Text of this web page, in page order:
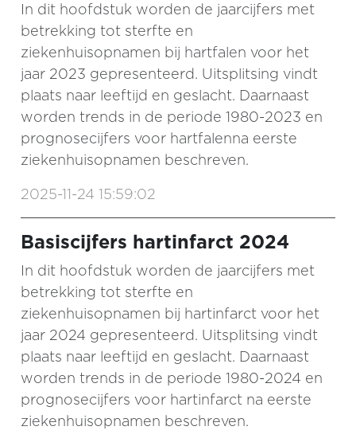
In dit hoofdstuk worden de jaarcijfers met
betrekking tot sterfte en
ziekenhuisopnamen bij hartfalen voor het
jaar 2023 gepresenteerd. Uitsplitsing vindt
plaats naar leeftijd en geslacht. Daarnaast
worden trends in de periode 1980-2023 en
prognosecijfers voor hartfalenna eerste
ziekenhuisopnamen beschreven.
2025-11-24 15:59:02
Basiscijfers hartinfarct 2024
In dit hoofdstuk worden de jaarcijfers met
betrekking tot sterfte en
ziekenhuisopnamen bij hartinfarct voor het
jaar 2024 gepresenteerd. Uitsplitsing vindt
plaats naar leeftijd en geslacht. Daarnaast
worden trends in de periode 1980-2024 en
prognosecijfers voor hartinfarct na eerste
ziekenhuisopnamen beschreven.